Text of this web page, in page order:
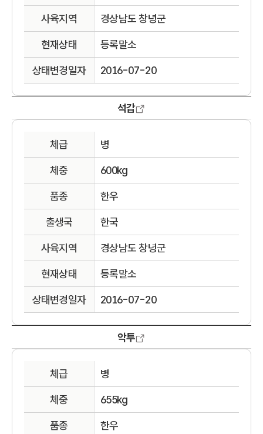
사육지역 경상남도 창녕군
현재상태 등록말소
상태변경일자 2016-07-20
석갑
체급 병
체중 600kg
품종 한우
출생국 한국
사육지역 경상남도 창녕군
현재상태 등록말소
상태변경일자 2016-07-20
악투
체급 병
체중 655kg
품종 한우